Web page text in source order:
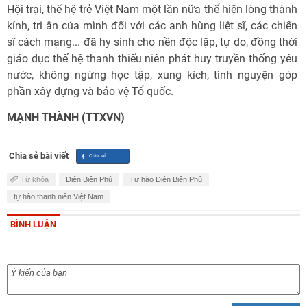
Hội trại, thế hệ trẻ Việt Nam một lần nữa thể hiện lòng thành
kính, tri ân của mình đối với các anh hùng liệt sĩ, các chiến
sĩ cách mạng... đã hy sinh cho nền độc lập, tự do, đồng thời
giáo dục thế hệ thanh thiếu niên phát huy truyền thống yêu
nước, không ngừng học tập, xung kích, tình nguyện góp
phần xây dựng và bảo vệ Tổ quốc.
MẠNH THÀNH (TTXVN)
Chia sẻ bài viết
Từ khóa Điện Biên Phủ Tự hào Điện Biên Phủ
tự hào thanh niên Việt Nam
BÌNH LUẬN